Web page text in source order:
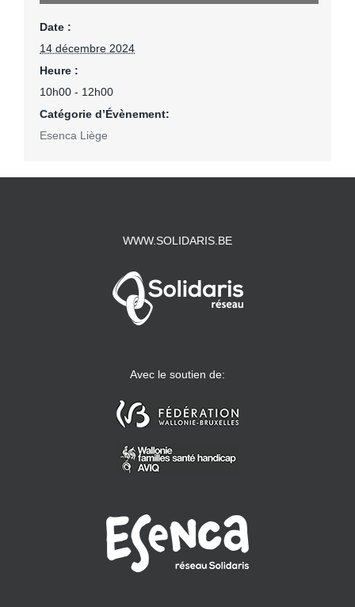
Date :
14 décembre 2024
Heure :
10h00 - 12h00
Catégorie d’Évènement:
Esenca Liège
WWW.SOLIDARIS.BE
Avec le soutien de: